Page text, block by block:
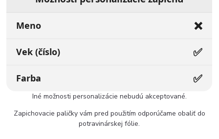
Meno ❌
Vek (číslo) ✅
Farba ✅
Iné možnosti personalizácie nebudú akceptované.
Zapichovacie paličky vám pred použitím odporúčame obaliť do
potravinárskej fólie.